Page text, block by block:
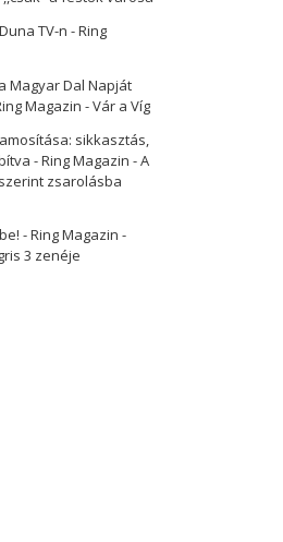
TV-n - Ring
Magyar Dal Napját
Magazin -Vár a Víg
sikkasztás,
- Ring Magazin -A
zsarolásba
- Ring Magazin -
3 zenéje